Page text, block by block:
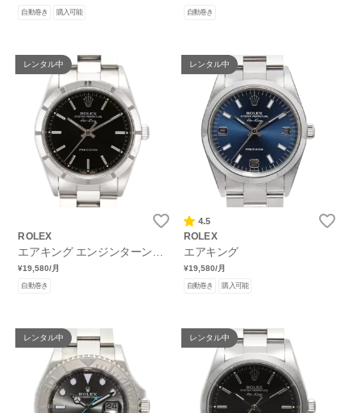
自動巻き 購入可能 自動巻き
レンタル中
ROLEX
エアキング エンジンターンド
ベゼル
¥19,580/月
自動巻き
レンタル中
4.5
ROLEX
エアキング
¥19,580/月
自動巻き 購入可能
レンタル中 レンタル中